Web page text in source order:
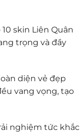
skin Liên Quân
trọng và đầy
diện vẻ đẹp
vang vọng, tạo
nghiệm tức khắc